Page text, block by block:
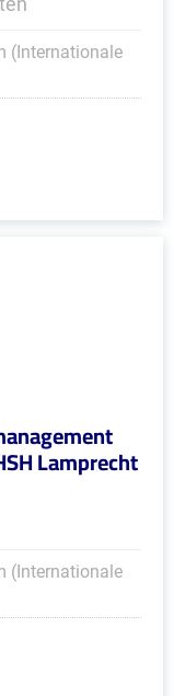
(Internationale
Lamprecht
(Internationale